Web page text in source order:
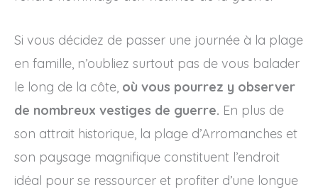
Si vous décidez de passer une journée à la plage
en famille, n’oubliez surtout pas de vous balader
le long de la côte, où vous pourrez y observer
de nombreux vestiges de guerre. En plus de
son attrait historique, la plage d’Arromanches et
son paysage magnifique constituent l’endroit
idéal pour se ressourcer et profiter d’une longue